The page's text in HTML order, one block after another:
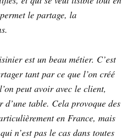
le partage, la
est un beau métier. C’est
tant par ce que l’on créé
peut avoir avec le client,
d’une table. Cela provoque des
en France, mais
n’est pas le cas dans toutes